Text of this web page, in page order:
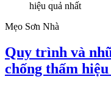
Mẹo Sơn Nhà
Quy trình và
chống thấm